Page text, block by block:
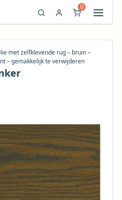
0
met zelfklevende rug – bruin –
– gemakkelijk te verwijderen